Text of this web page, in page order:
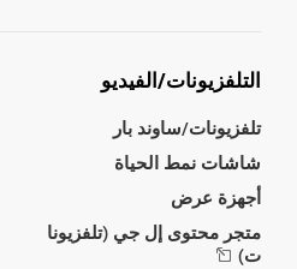
التلفزيونات/الفيديو
تلفزيونات/ساوند بار
شاشات نمط الحياة
أجهزة عرض
متجر محتوى إل جي (تلفزيونا
ت)